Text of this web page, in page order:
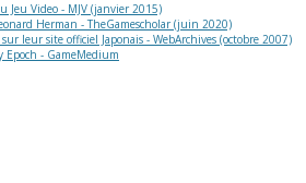
Jeu Video - MJV (janvier 2015)
Herman - TheGamescholar (juin 2020)
leur site officiel Japonais - WebArchives (octobre 2007)
Epoch - GameMedium